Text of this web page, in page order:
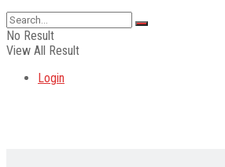
No Result
View All Result
Login